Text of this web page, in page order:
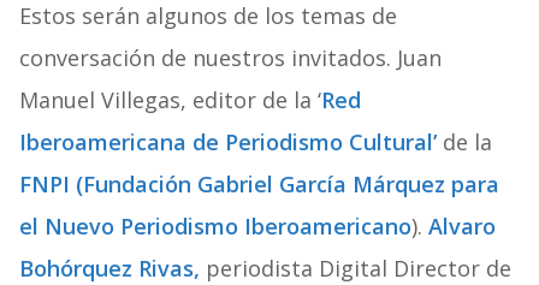
Estos serán algunos de los temas de
conversación de nuestros invitados. Juan
Manuel Villegas, editor de la ‘Red
Iberoamericana de Periodismo Cultural’de la
FNPI (Fundación Gabriel García Márquez para
el Nuevo Periodismo Iberoamericano). Alvaro
Bohórquez Rivas, periodista Digital Director de